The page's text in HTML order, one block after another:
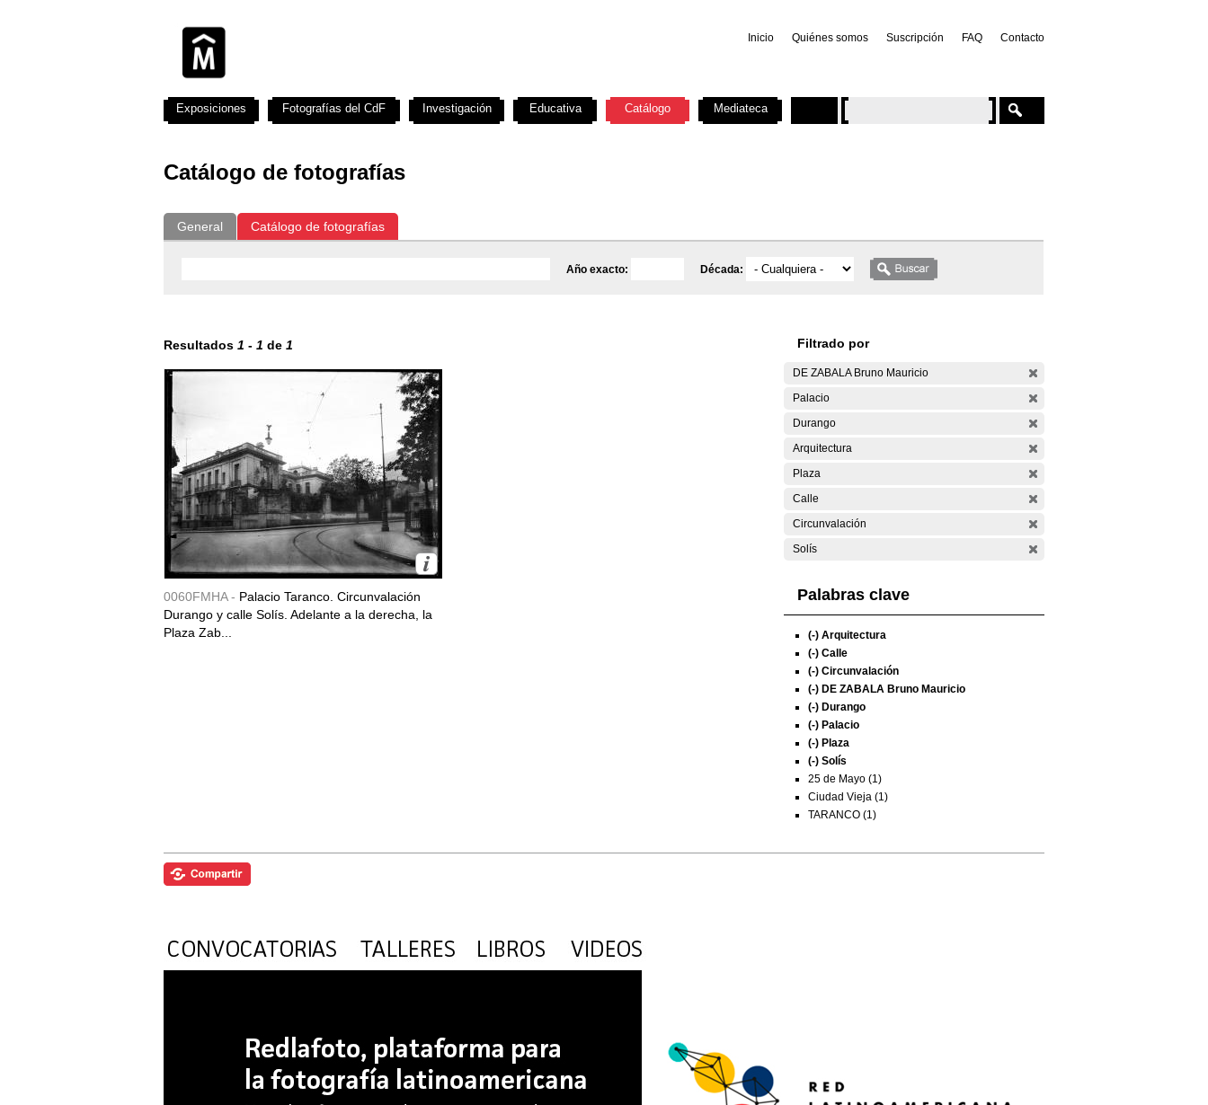
Inicio Quiénes somos Suscripción FAQ Contacto
Catálogo de fotografías
General Catálogo de fotografías
Año exacto: Década:
Resultados 1 - 1 de 1
0060FMHA - Palacio Taranco. Circunvalación
Durango y calle Solís. Adelante a la derecha, la
Plaza Zab...
Filtrado por
DE ZABALA Bruno Mauricio
Palacio
Durango
Arquitectura
Plaza
Calle
Circunvalación
Solís
Palabras clave
(-) Arquitectura
(-) Calle
(-) Circunvalación
(-) DE ZABALA Bruno Mauricio
(-) Durango
(-) Palacio
(-) Plaza
(-) Solís
25 de Mayo (1)
Ciudad Vieja (1)
TARANCO (1)
Exposiciones Fotografías del CdF Investigación Educativa Catálogo Mediateca